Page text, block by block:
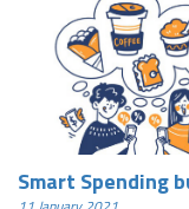
Smart Spending